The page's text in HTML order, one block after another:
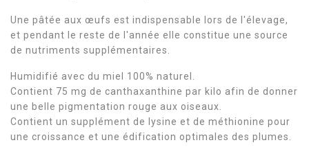
Une pâtée aux œufs est indispensable lors de l'élevage,
et pendant le reste de l'année elle constitue une source
de nutriments supplémentaires.
Humidifié avec du miel 100% naturel.
Contient 75 mg de canthaxanthine par kilo afin de donner
une belle pigmentation rouge aux oiseaux.
Contient un supplément de lysine et de méthionine pour
une croissance et une édification optimales des plumes.